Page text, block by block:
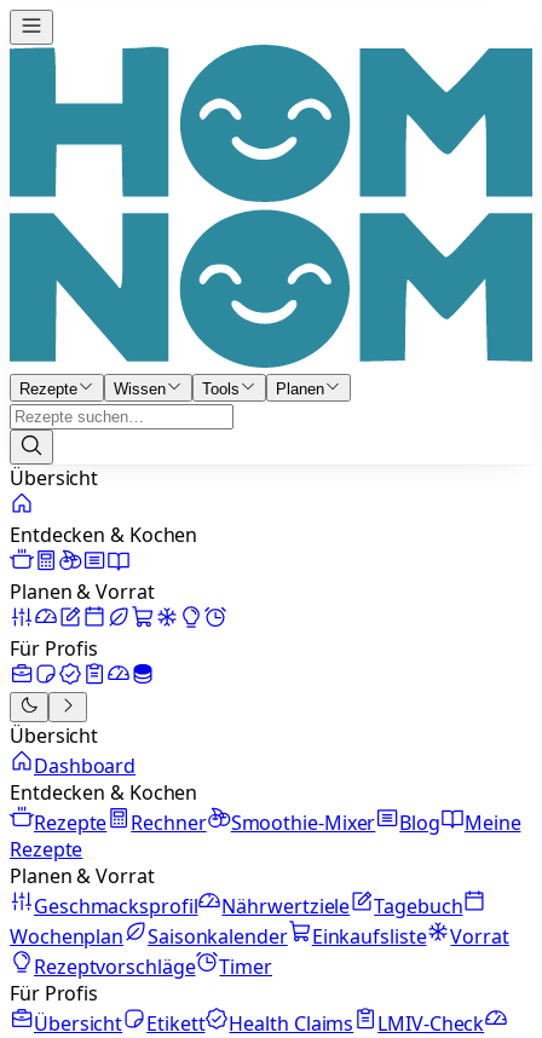
Rezepte Wissen Tools Planen
Übersicht
Entdecken & Kochen
Planen & Vorrat
Für Profis
Übersicht
Dashboard
Entdecken & Kochen
Rezepte
Rechner Smoothie-Mixer Blog
Meine
Rezepte
Planen & Vorrat
Geschmacksprofil
Nährwertziele
Tagebuch
Wochenplan
Saisonkalender Einkaufsliste
Vorrat
Rezeptvorschläge
Timer
Für Profis
Übersicht
Etikett Health Claims
LMIV-Check